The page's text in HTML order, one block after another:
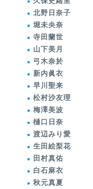
北野日奈子
堀未央奈
寺田蘭世
山下美月
弓木奈於
新内眞衣
早川聖来
松村沙友理
梅澤美波
樋口日奈
渡辺みり愛
生田絵梨花
田村真佑
白石麻衣
秋元真夏